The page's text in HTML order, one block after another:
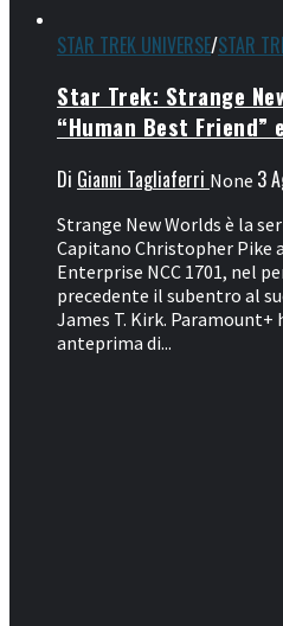
STAR TREK UNIVERSE/STAR
Star Trek: Strange
“Human Best Friend”
Di Gianni Tagliaferri None 3
Strange New Worlds è la
Capitano Christopher Pike
Enterprise NCC 1701, nel
precedente il subentro al
James T. Kirk.
anteprima di...